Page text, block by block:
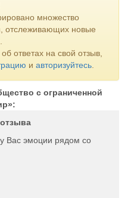
множество
отслеживающих новые
ответах на свой отзыв,
и авторизуйтесь
с ограниченной
Вас эмоции рядом со